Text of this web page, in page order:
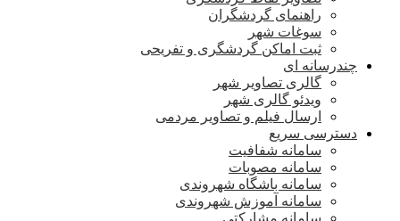
راهنمای گردشگران
سوغات شهر
ثبت اماکن گردشگری و تفریحی
چندرسانه ای
گالری تصاویر شهر
ویدئو گالری شهر
ارسال فیلم و تصاویر مردمی
دسترسی سریع
سامانه شفافیت
سامانه مصوبات
سامانه باشگاه شهروندی
سامانه آموزش شهروندی
سامانه مشارکتی